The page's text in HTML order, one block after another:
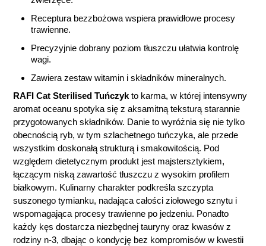
Receptura bezzbożowa wspiera prawidłowe procesy
trawienne.
Precyzyjnie dobrany poziom tłuszczu ułatwia kontrolę
wagi.
Zawiera zestaw witamin i składników mineralnych.
RAFI Cat Sterilised Tuńczyk to karma, w której intensywny
aromat oceanu spotyka się z aksamitną teksturą starannie
przygotowanych składników. Danie to wyróżnia się nie tylko
obecnością ryb, w tym szlachetnego tuńczyka, ale przede
wszystkim doskonałą strukturą i smakowitością. Pod
względem dietetycznym produkt jest majstersztykiem,
łączącym niską zawartość tłuszczu z wysokim profilem
białkowym. Kulinarny charakter podkreśla szczypta
suszonego tymianku, nadająca całości ziołowego sznytu i
wspomagająca procesy trawienne po jedzeniu. Ponadto
każdy kęs dostarcza niezbędnej tauryny oraz kwasów z
rodziny n-3, dbając o kondycję bez kompromisów w kwestii